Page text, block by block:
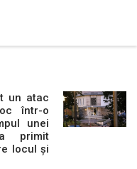
un atac
într-o
unei
primit
locul și